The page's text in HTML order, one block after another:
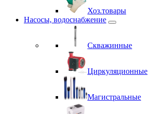
Хоз.товары
Насосы, водоснабжение
Скважинные
Циркуляционные
Магистральные